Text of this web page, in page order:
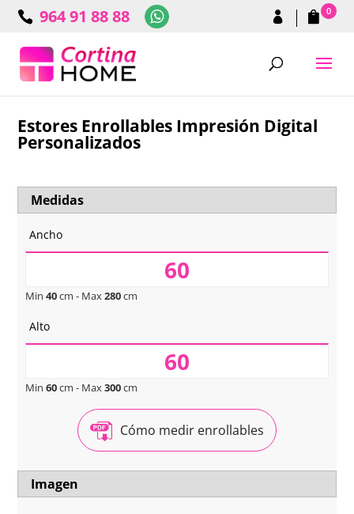
964 91 88 88 0
Estores Enrollables Impresión Digital
Personalizados
Medidas
Ancho
Min40cm - Max280cm
Alto
Min60cm - Max300cm
Cómo medir enrollables
Imagen